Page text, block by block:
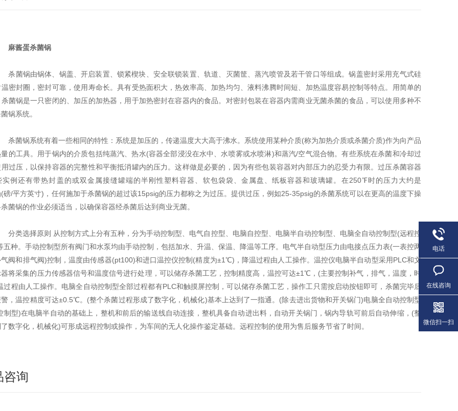
麻酱蛋杀菌锅
菌锅由锅体、锅盖、开启装置、锁紧楔块、安全联锁装置、轨道、灭菌筐、蒸汽喷管及若干管口等组成。锅盖密封采用充气式硅
密封圈，密封可靠，使用寿命长。具有受热面积大，热效率高、加热均匀、液料沸腾时间短、加热温度容易控制等特点。用简单的
菌锅是一只密闭的、加压的加热器，用于加热密封在容器内的食品。对密封包装在容器内需商业无菌杀菌的食品，可以使用多种不
锅系统。
锅系统有着一些相同的特性：系统是加压的，传递温度大大高于沸水。系统使用某种介质(称为加热介质或杀菌介质)作为向产品
的工具。用于锅内的介质包括纯蒸汽、热水(容器全部浸没在水中、水喷雾或水喷淋)和蒸汽/空气混合物。有些系统在杀菌和冷却过
过压，以保持容器的完整性和平衡抵消罐内的压力。这样做是必要的，因为有些包装容器对内部压力的忍受力有限。过压杀菌容器
实例还有带热封盖的或双金属接缝罐端的半刚性塑料容器、软包袋袋、金属盘、纸板容器和玻璃罐。在250℉时的压力大约是
磅/平方英寸)，任何施加于杀菌锅的超过该15psig的压力都称之为过压。提供过压，例如25-35psig的杀菌系统可以在更高的温度下操
菌锅的作业必须适当，以确保容器经杀菌后达到商业无菌。
选择原则 从控制方式上分有五种，分为手动控制型、电气自控型、电脑自控型、电脑半自动控制型、电脑全自动控制型(远程控
五种。手动控制型所有阀门和水泵均由手动控制，包括加水、升温、保温、降温等工序。电气半自动型压力由电接点压力表(一表控两
阀和排气阀)控制，温度由传感器(pt100)和进口温控仪控制(精度为±1℃)，降温过程由人工操作。温控仪电脑半自动型采用PLC和文
将采集的压力传感器信号和温度信号进行处理，可以储存杀菌工艺，控制精度高，温控可达±1℃，(主要控制补气，排气，温度，时
过程由人工操作。电脑全自动控制型全部过程都有PLC和触摸屏控制，可以储存杀菌工艺，操作工只需按启动按钮即可，杀菌完毕后
，温控精度可达±0.5℃。(整个杀菌过程形成了数字化，机械化)基本上达到了一指通。(除去进出货物和开关锅门)电脑全自动控制型
制型)在电脑半自动的基础上，整机和前后的输送线自动连接，整机具备自动进出料，自动开关锅门，锅内导轨可前后自动伸缩，(整
数字化，机械化)可形成远程控制或操作，为车间的无人化操作鉴定基础。远程控制的使用为售后服务节省了时间。
咨询
电话
在线咨询
微信扫一扫